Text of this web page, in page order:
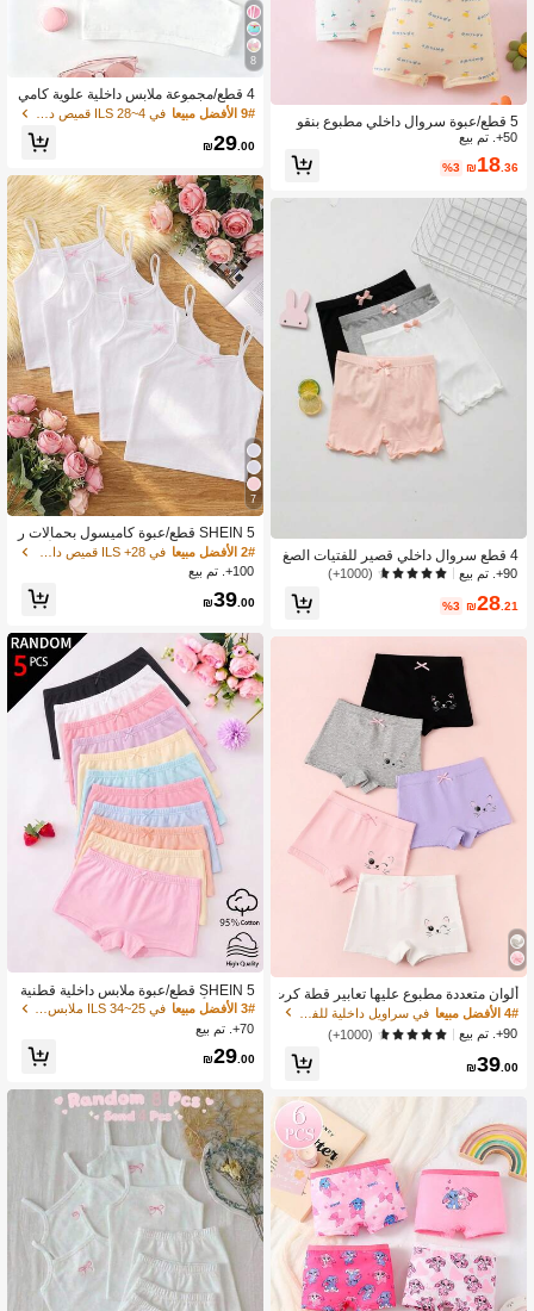
5 قطع/عبوة سروال داخلي مطبوع بنقو
ش زهرية للفتيات الصغيرات
50+. تم بيع
₪18.36
%3
4 قطع سروال داخلي قصير للفتيات الصغ
يرات من قماش موديال ناعم ومريح وقاب
90+. تم بيع (1000+)
₪28.21
%3
ألوان متعددة مطبوع عليها تعابير قطة كرت
ونية لطيفة للفتيات الصغيرات، 5 قطع س
راويل داخلية بألوان ماكارون المناسبة لج
ميع الفصول
4# الأفضل مبيعا
90+. تم بيع
(1000+)
₪39.00
8
4 قطع/مجموعة ملابس داخلية علوية كامي
سول بدون أكمام للبنات الصغيرات، بتصم
لألوان، كاجوال للاستخدام اليومي، لجميع
9# الأفضل مبيعا
₪29.00
7
SHEIN 5 قطع/عبوة كاميسول بحمالات ر
فيعة مع فيونكة من قماش الحرير الأبيض
البسيط للبنات، قميص داخلي مريح من ال
نسيج المحبوك للملابس الخارجية
2# الأفضل مبيعا
100+. تم بيع
₪39.00
SHEIN 5 قطع/عبوة ملابس داخلية قطنية
بسيطة بألوان سادة مناسبة للفتيات الصغ
يرات والطالبات
3# الأفضل مبيعا
في 25~34 ILS ملابس داخلية للفتيات الصغيرات
70+. تم بيع
₪29.00